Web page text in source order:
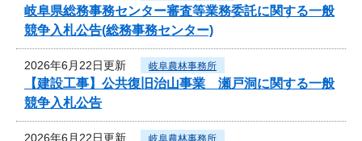
岐阜県総務事務センター審査等業務委託に関する一般
競争入札公告(総務事務センター)
2026年6月22日更新 岐阜農林事務所
【建設工事】公共復旧治山事業 瀬戸洞に関する一般
競争入札公告
2026年6月22日更新 岐阜農林事務所